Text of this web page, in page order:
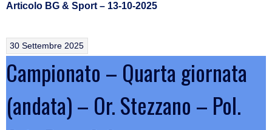
Articolo BG & Sport – 13-10-2025
30 Settembre 2025
Campionato – Quarta giornata
(andata) – Or. Stezzano – Pol.